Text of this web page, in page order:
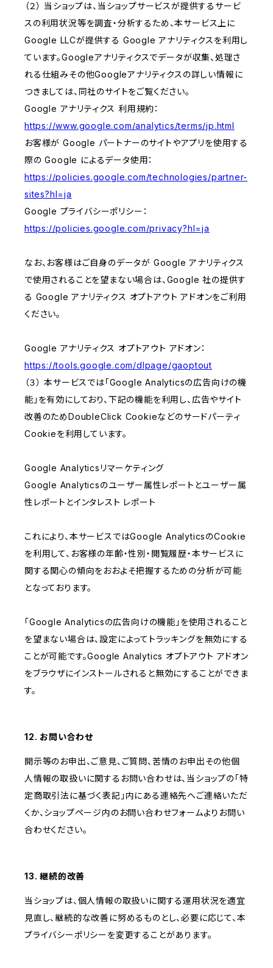
（２） 当ショップは、当ショップサービスが提供するサービ
スの利用状況等を調査・分析するため、本サービス上に
Google LLCが提供する Google アナリティクスを利用し
ています。Googleアナリティクスでデータが収集、処理さ
れる仕組みその他Googleアナリティクスの詳しい情報に
つきましては、同社のサイトをご覧ください。
Google アナリティクス 利用規約：
https://www.google.com/analytics/terms/jp.html
お客様が Google パートナーのサイトやアプリを使用する
際の Google によるデータ使用：
https://policies.google.com/technologies/partner-
sites?hl=ja
Google プライバシーポリシー：
https://policies.google.com/privacy?hl=ja
なお、お客様はご自身のデータが Google アナリティクス
で使用されることを望まない場合は、Google 社の提供す
る Google アナリティクス オプトアウト アドオンをご利用
ください。
Google アナリティクス オプトアウト アドオン：
https://tools.google.com/dlpage/gaoptout
（３） 本サービスでは「Google Analyticsの広告向けの機
能」を有効にしており、下記の機能を利用し、広告やサイト
改善のためDoubleClick Cookieなどのサードパーティ
Cookieを利用しています。
Google Analyticsリマーケティング
Google Analyticsのユーザー属性レポートとユーザー属
性レポートとインタレスト レポート
これにより、本サービスではGoogle AnalyticsのCookie
を利用して、お客様の年齢・性別・閲覧履歴・本サービスに
関する関心の傾向をおおよそ把握するための分析が可能
となっております。
「Google Analyticsの広告向けの機能」を使用されること
を望まない場合は、設定によってトラッキングを無効にする
ことが可能です。Google Analytics オプトアウト アドオン
をブラウザにインストールされると無効にすることができま
す。
12. お問い合わせ
開示等のお申出、ご意見、ご質問、苦情のお申出その他個
人情報の取扱いに関するお問い合わせは、当ショップの「特
定商取引法に基づく表記」内にある連絡先へご連絡いただ
くか、ショップページ内のお問い合わせフォームよりお問い
合わせください。
13. 継続的改善
当ショップは、個人情報の取扱いに関する運用状況を適宜
見直し、継続的な改善に努めるものとし、必要に応じて、本
プライバシーポリシーを変更することがあります。